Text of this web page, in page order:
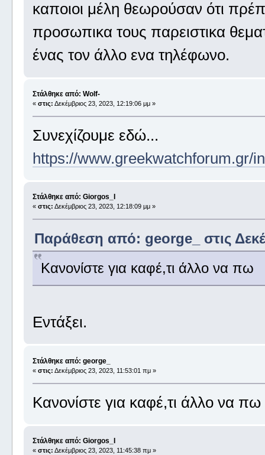
καποιοι μέλη θεωρούσαν ότι
προσωπικα τους παρειστικα
ένας τον άλλο ενα τηλέφωνο.
Στάλθηκε από: Wolf-
« στις: Δεκέμβριος 23, 2023, 12:19:06 μμ »
Συνεχίζουμε εδώ...
https://www.greekwatchforum.gr/
Στάλθηκε από: Giorgos_I
« στις: Δεκέμβριος 23, 2023, 12:18:09 μμ »
Παράθεση από: george_ στις
Κανονίστε για καφέ,τι άλλο να πω
Εντάξει.
Στάλθηκε από: george_
« στις: Δεκέμβριος 23, 2023, 11:53:01 πμ »
Κανονίστε για καφέ,τι άλλο να πω
Στάλθηκε από: Giorgos_I
« στις: Δεκέμβριος 23, 2023, 11:45:38 πμ »